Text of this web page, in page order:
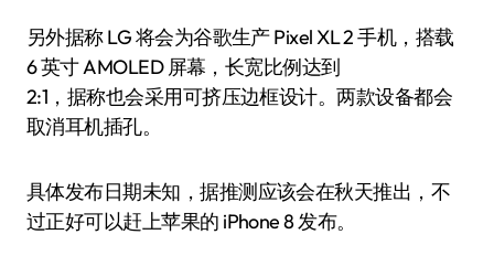
另外据称 LG 将会为谷歌生产 Pixel XL 2 手机，搭载
6 英寸 AMOLED 屏幕，长宽比例达到
2:1，据称也会采用可挤压边框设计。两款设备都会
取消耳机插孔。
具体发布日期未知，据推测应该会在秋天推出，不
过正好可以赶上苹果的 iPhone 8 发布。